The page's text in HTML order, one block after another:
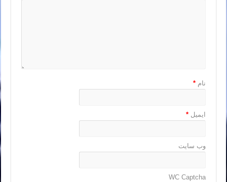
نام*
ایمیل*
وب‌ سایت
WC Captcha